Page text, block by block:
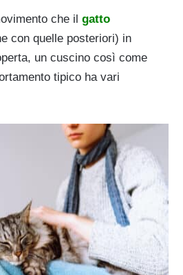
che il gatto
con quelle posteriori) in
un cuscino così come
tipico ha vari